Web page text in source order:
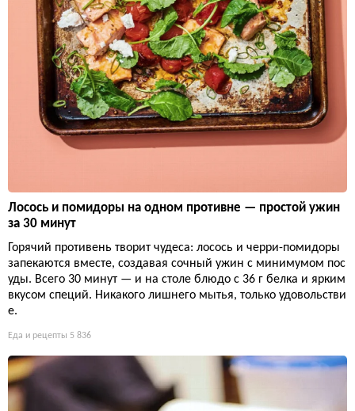
Лосось и помидоры на одном противне — простой ужин
за 30 минут
Горячий противень творит чудеса: лосось и черри-помидоры
запекаются вместе, создавая сочный ужин с минимумом пос
уды. Всего 30 минут — и на столе блюдо с 36 г белка и ярким
вкусом специй. Никакого лишнего мытья, только удовольстви
е.
Еда и рецепты 5 836